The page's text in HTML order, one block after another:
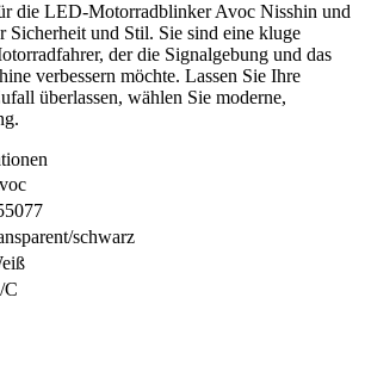
die LED-Motorradblinker Avoc Nisshin und
Sicherheit und Stil. Sie sind eine kluge
der die Signalgebung und das
verbessern möchte. Lassen Sie Ihre
überlassen, wählen Sie moderne,
schwarz
C